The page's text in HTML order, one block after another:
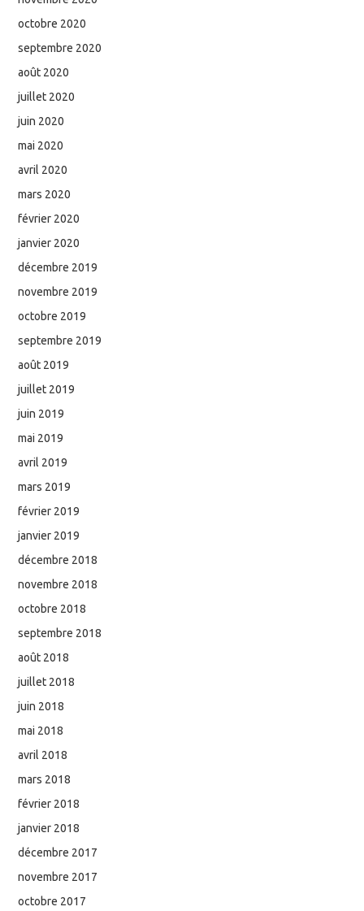
octobre 2020
septembre 2020
août 2020
juillet 2020
juin 2020
mai 2020
avril 2020
mars 2020
février 2020
janvier 2020
décembre 2019
novembre 2019
octobre 2019
septembre 2019
août 2019
juillet 2019
juin 2019
mai 2019
avril 2019
mars 2019
février 2019
janvier 2019
décembre 2018
novembre 2018
octobre 2018
septembre 2018
août 2018
juillet 2018
juin 2018
mai 2018
avril 2018
mars 2018
février 2018
janvier 2018
décembre 2017
novembre 2017
octobre 2017